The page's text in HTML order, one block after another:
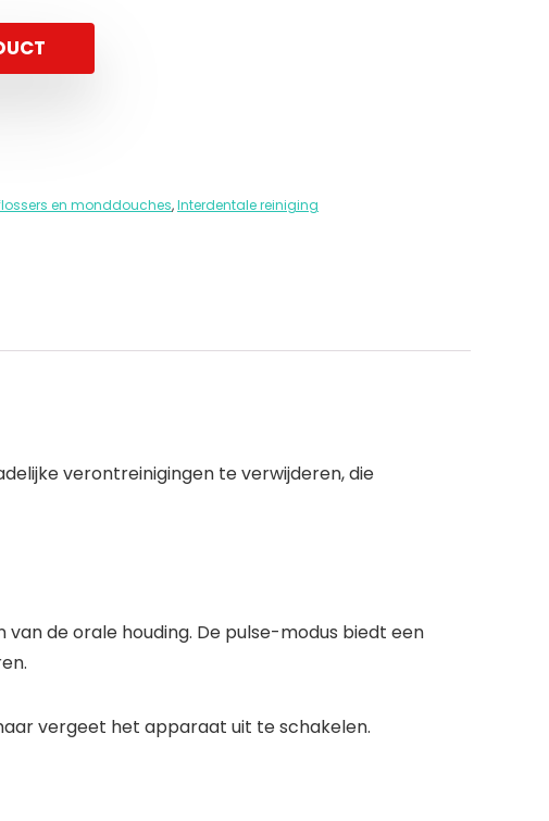
en monddouches,Interdentale reiniging
verontreinigingen te verwijderen, die
de orale houding. De pulse-modus biedt een
vergeet het apparaat uit te schakelen.